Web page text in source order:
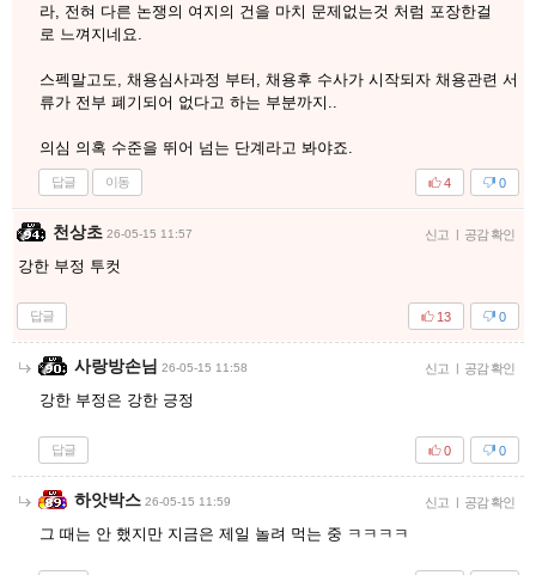
라, 전혀 다른 논쟁의 여지의 건을 마치 문제없는것 처럼 포장한걸
로 느껴지네요.
스펙말고도, 채용심사과정 부터, 채용후 수사가 시작되자 채용관련 서
류가 전부 폐기되어 없다고 하는 부분까지..
의심 의혹 수준을 뛰어 넘는 단계라고 봐야죠.
답글 이동 0
4
천상초 26-05-15 11:57 신고 | 공감 확인
강한 부정 투컷
답글 0
13
사랑방손님 26-05-15 11:58 신고 | 공감 확인
강한 부정은 강한 긍정
답글 0
0
하앗박스 26-05-15 11:59 신고 | 공감 확인
그 때는 안 했지만 지금은 제일 놀려 먹는 중 ㅋㅋㅋㅋ